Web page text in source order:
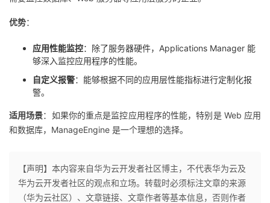
优势：
应用性能监控：除了服务器硬件，Applications Manager 能
够深入监控应用程序的性能。
自定义报警：能够根据不同的应用层性能指标进行定制化报
警。
适用场景：如果你的重点是监控应用程序的性能，特别是 Web 应用
和数据库，ManageEngine 是一个理想的选择。
【声明】本内容来自华为云开发者社区博主，不代表华为云及
华为云开发者社区的观点和立场。转载时必须标注文章的来源
（华为云社区）、文章链接、文章作者等基本信息，否则作者